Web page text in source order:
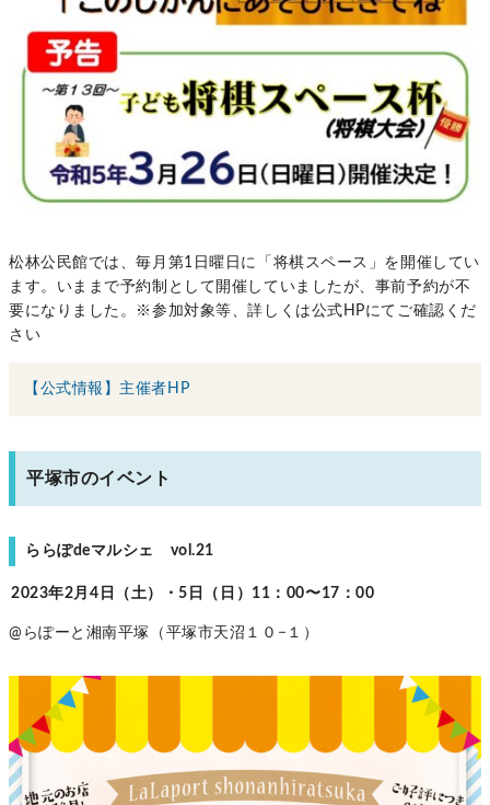
松林公民館では、毎月第1日曜日に「将棋スペース」を開催してい
ます。いままで予約制として開催していましたが、事前予約が不
要になりました。※参加対象等、詳しくは公式HPにてご確認くだ
さい
【公式情報】主催者HP
平塚市のイベント
ららぽdeマルシェ vol.21
2023年2月4日（土）・5日（日）11：00〜17：00
@らぽーと湘南平塚（平塚市天沼１０−１）